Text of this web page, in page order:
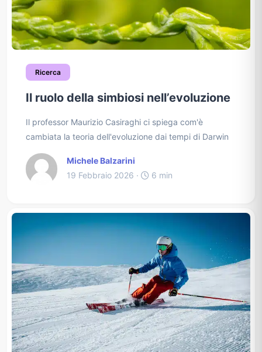
Ricerca
Il ruolo della simbiosi nell’evoluzione
Il professor Maurizio Casiraghi ci spiega com'è
cambiata la teoria dell'evoluzione dai tempi di Darwin
Michele Balzarini
19 Febbraio 2026 ·
6 min